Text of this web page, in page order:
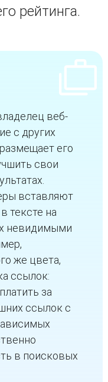
рейтинга.
веб-
с других
его
свои
вставляют
тексте на
невидимыми
же цвета,
ссылок:
за
ссылок с
в поисковых